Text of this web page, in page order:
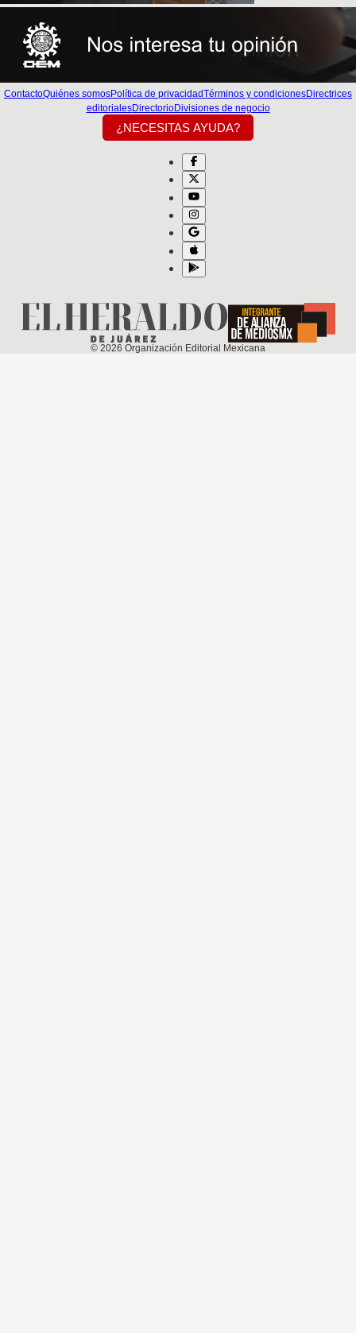
ContactoQuiénes somosPolítica de privacidadTérminos y condicionesDirectrices
editorialesDirectorioDivisiones de negocio
¿NECESITAS AYUDA?
© 2026 Organización Editorial Mexicana